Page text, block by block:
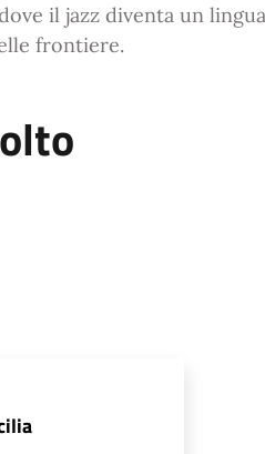
il jazz diventa un
frontiere.